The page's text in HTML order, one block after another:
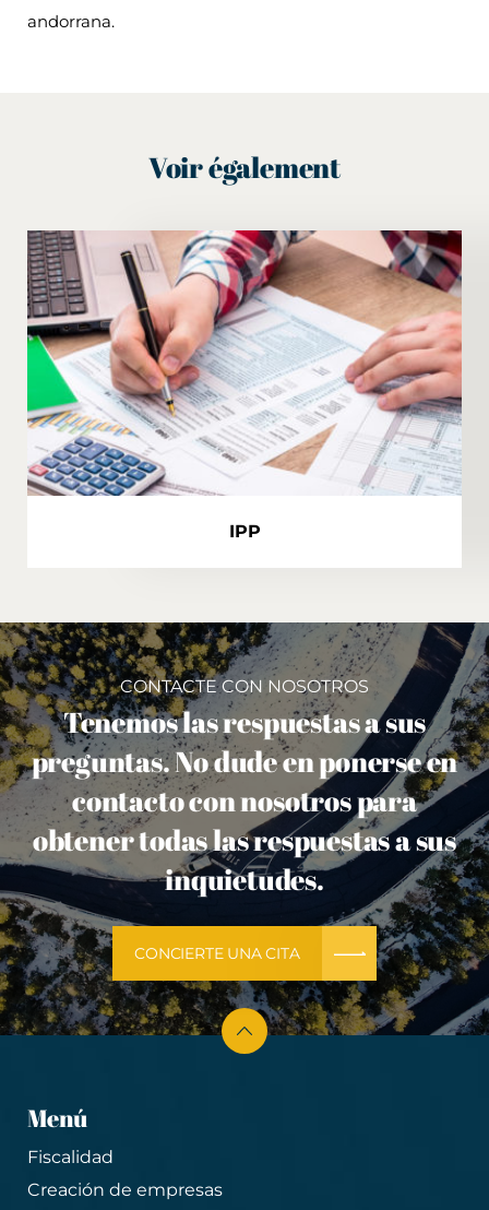
andorrana.
Voir également
IPP
CONTACTE CON NOSOTROS
Tenemos las respuestas a sus
preguntas. No dude en ponerse en
contacto con nosotros para
obtener todas las respuestas a sus
inquietudes.
CONCIERTE UNA CITA
Menú
Fiscalidad
Creación de empresas